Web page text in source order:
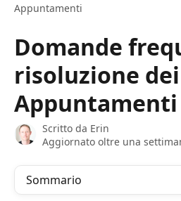
Appuntamenti
Domande
risoluzione
Appuntamenti
Scritto da Erin
Aggiornato oltre una
Sommario